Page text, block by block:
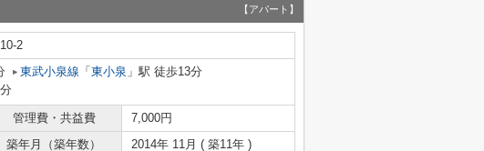
【アパート】
2
東武小泉線 「 東小泉 」駅 徒歩13分
管理費・共益費
7,000円
築年月（築年数）
2014年 11月 ( 築11年 )